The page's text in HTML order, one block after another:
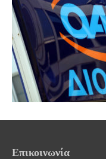
Επικοινωνία